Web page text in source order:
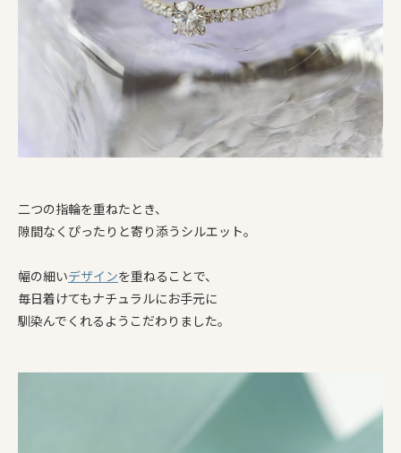
二つの指輪を重ねたとき、
隙間なくぴったりと寄り添うシルエット。
幅の細いデザインを重ねることで、
毎日着けてもナチュラルにお手元に
馴染んでくれるようこだわりました。